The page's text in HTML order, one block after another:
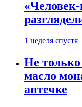
1 неделя спустя
Не
масло
аптечке